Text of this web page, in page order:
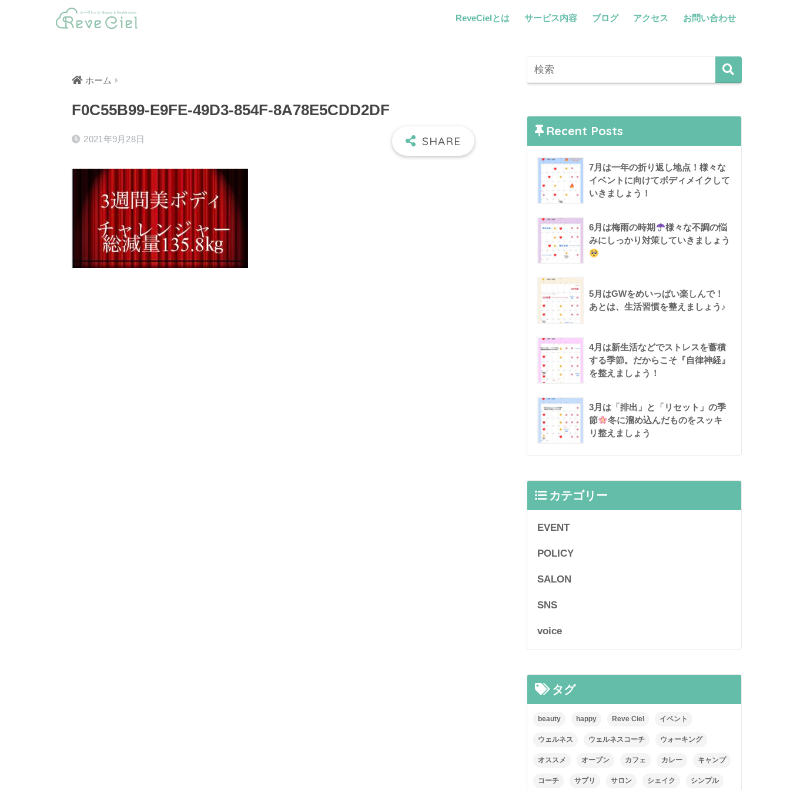
ReveCielとは サービス内容 ブログ アクセス お問い合わせ
ホーム
F0C55B99-E9FE-49D3-854F-8A78E5CDD2DF
2021年9月28日
Recent Posts
7月は一年の折り返し地点！様々な
イベントに向けてボディメイクして
いきましょう！
6月は梅雨の時期
様々な不調の悩
みにしっかり対策していきましょう
5月はGWをめいっぱい楽しんで！
あとは、生活習慣を整えましょう♪
4月は新生活などでストレスを蓄積
する季節。だからこそ『自律神経』
を整えましょう！
3月は「排出」と「リセット」の季
節
冬に溜め込んだものをスッキ
リ整えましょう
カテゴリー
EVENT
POLICY
SALON
SNS
voice
タグ
beauty happy Reve Ciel イベント
ウェルネス ウェルネスコーチ ウォーキング
オススメ オープン カフェ カレー キャンプ
コーチ サプリ サロン シェイク シンプル